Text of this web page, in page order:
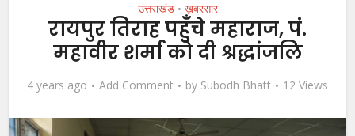
उत्तराखंड • ख़बरसार
रायपुर तिराह पहुँचे महाराज, पं.
महावीर शर्मा को दी श्रद्धांजलि
4 years ago Add Comment by Subodh Bhatt 12 Views